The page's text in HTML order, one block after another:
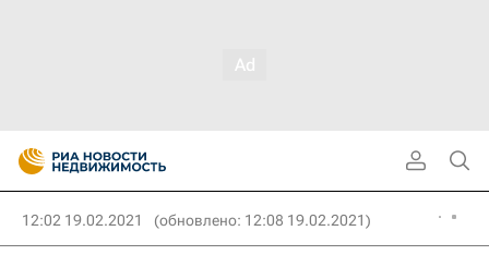
12:02 19.02.2021 (обновлено: 12:08 19.02.2021)